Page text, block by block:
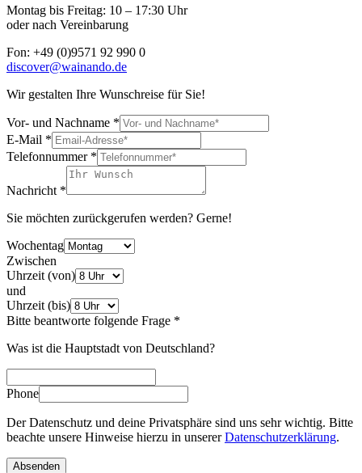
Montag bis Freitag: 10 – 17:30 Uhr
oder nach Vereinbarung
Fon: +49 (0)9571 92 990 0
discover@wainando.de
Wir gestalten Ihre Wunschreise für Sie!
Vor- und Nachname *
E-Mail *
Telefonnummer *
Nachricht *
Sie möchten zurückgerufen werden? Gerne!
Wochentag
Zwischen
Uhrzeit (von)
und
Uhrzeit (bis)
Bitte beantworte folgende Frage *
Was ist die Hauptstadt von Deutschland?
Phone
Der Datenschutz und deine Privatsphäre sind uns sehr wichtig. Bitte
beachte unsere Hinweise hierzu in unsererDatenschutzerklärung.
Absenden